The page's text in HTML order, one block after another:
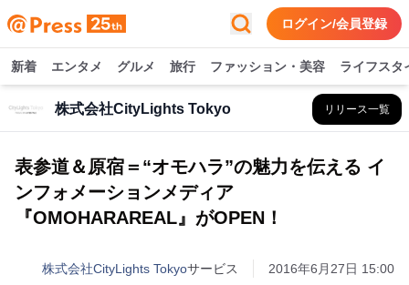
ログイン/会員登録
新着 エンタメ グルメ 旅行 ファッション・美容 ライフスタ
株式会社CityLights Tokyo リリース一覧
表参道＆原宿＝“オモハラ”の魅力を伝える イ
ンフォメーションメディア
『OMOHARAREAL』がOPEN！
株式会社CityLights Tokyoサービス 2016年6月27日 15:00